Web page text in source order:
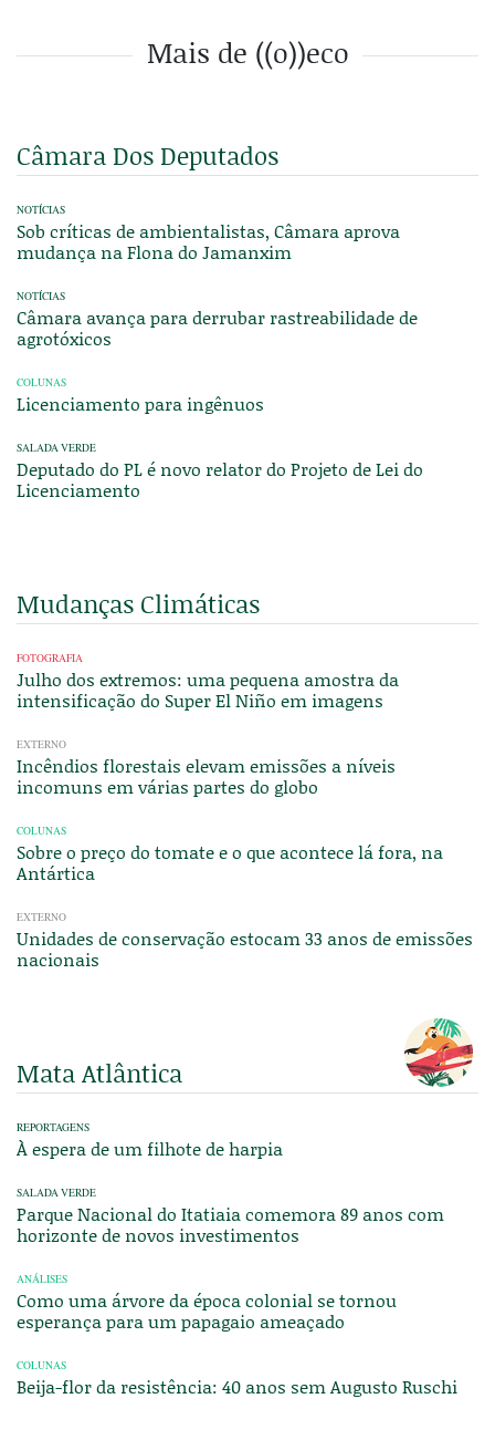
Mais de ((o))eco
Câmara Dos Deputados
NOTÍCIAS
Sob críticas de ambientalistas, Câmara aprova
mudança na Flona do Jamanxim
NOTÍCIAS
Câmara avança para derrubar rastreabilidade de
agrotóxicos
COLUNAS
Licenciamento para ingênuos
SALADA VERDE
Deputado do PL é novo relator do Projeto de Lei do
Licenciamento
Mudanças Climáticas
FOTOGRAFIA
Julho dos extremos: uma pequena amostra da
intensificação do Super El Niño em imagens
EXTERNO
Incêndios florestais elevam emissões a níveis
incomuns em várias partes do globo
COLUNAS
Sobre o preço do tomate e o que acontece lá fora, na
Antártica
EXTERNO
Unidades de conservação estocam 33 anos de emissões
nacionais
Mata Atlântica
REPORTAGENS
À espera de um filhote de harpia
SALADA VERDE
Parque Nacional do Itatiaia comemora 89 anos com
horizonte de novos investimentos
ANÁLISES
Como uma árvore da época colonial se tornou
esperança para um papagaio ameaçado
COLUNAS
Beija-flor da resistência: 40 anos sem Augusto Ruschi